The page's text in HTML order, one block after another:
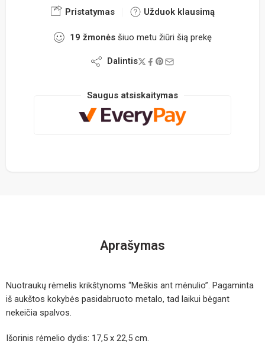
Pristatymas Užduok klausimą
19 žmonės šiuo metu žiūri šią prekę
Dalintis
Saugus atsiskaitymas
Aprašymas
Nuotraukų rėmelis krikštynoms “Meškis ant mėnulio”. Pagaminta
iš aukštos kokybės pasidabruoto metalo, tad laikui bėgant
nekeičia spalvos.
Išorinis rėmelio dydis: 17,5 x 22,5 cm.